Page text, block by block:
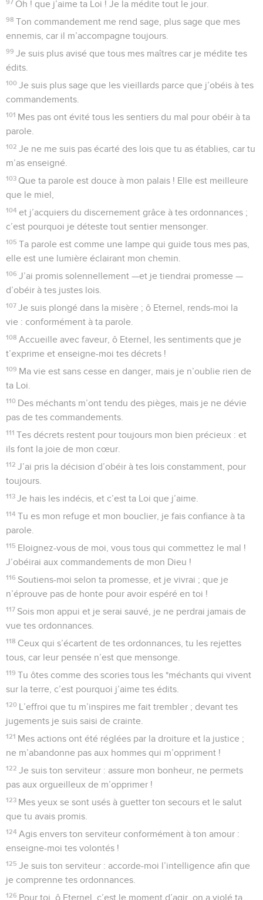
97 Oh ! que j’aime ta Loi ! Je la médite tout le jour.
98 Ton commandement me rend sage, plus sage que mes
ennemis, car il m’accompagne toujours.
99 Je suis plus avisé que tous mes maîtres car je médite tes
édits.
100 Je suis plus sage que les vieillards parce que j’obéis à tes
commandements.
101 Mes pas ont évité tous les sentiers du mal pour obéir à ta
parole.
102 Je ne me suis pas écarté des lois que tu as établies, car tu
m’as enseigné.
103 Que ta parole est douce à mon palais ! Elle est meilleure
que le miel,
104 et j’acquiers du discernement grâce à tes ordonnances ;
c’est pourquoi je déteste tout sentier mensonger.
105 Ta parole est comme une lampe qui guide tous mes pas,
elle est une lumière éclairant mon chemin.
106 J’ai promis solennellement —et je tiendrai promesse —
d’obéir à tes justes lois.
107 Je suis plongé dans la misère ; ô Eternel, rends-moi la
vie : conformément à ta parole.
108 Accueille avec faveur, ô Eternel, les sentiments que je
t’exprime et enseigne-moi tes décrets !
109 Ma vie est sans cesse en danger, mais je n’oublie rien de
ta Loi.
110 Des méchants m’ont tendu des pièges, mais je ne dévie
pas de tes commandements.
111 Tes décrets restent pour toujours mon bien précieux : et
ils font la joie de mon cœur.
112 J’ai pris la décision d’obéir à tes lois constamment, pour
toujours.
113 Je hais les indécis, et c’est ta Loi que j’aime.
114 Tu es mon refuge et mon bouclier, je fais confiance à ta
parole.
115 Eloignez-vous de moi, vous tous qui commettez le mal !
J’obéirai aux commandements de mon Dieu !
116 Soutiens-moi selon ta promesse, et je vivrai ; que je
n’éprouve pas de honte pour avoir espéré en toi !
117 Sois mon appui et je serai sauvé, je ne perdrai jamais de
vue tes ordonnances.
118 Ceux qui s’écartent de tes ordonnances, tu les rejettes
tous, car leur pensée n’est que mensonge.
119 Tu ôtes comme des scories tous les *méchants qui vivent
sur la terre, c’est pourquoi j’aime tes édits.
120 L’effroi que tu m’inspires me fait trembler ; devant tes
jugements je suis saisi de crainte.
121 Mes actions ont été réglées par la droiture et la justice ;
ne m’abandonne pas aux hommes qui m’oppriment !
122 Je suis ton serviteur : assure mon bonheur, ne permets
pas aux orgueilleux de m’opprimer !
123 Mes yeux se sont usés à guetter ton secours et le salut
que tu avais promis.
124 Agis envers ton serviteur conformément à ton amour :
enseigne-moi tes volontés !
125 Je suis ton serviteur : accorde-moi l’intelligence afin que
je comprenne tes ordonnances.
126 Pour toi, ô Eternel, c’est le moment d’agir, on a violé ta